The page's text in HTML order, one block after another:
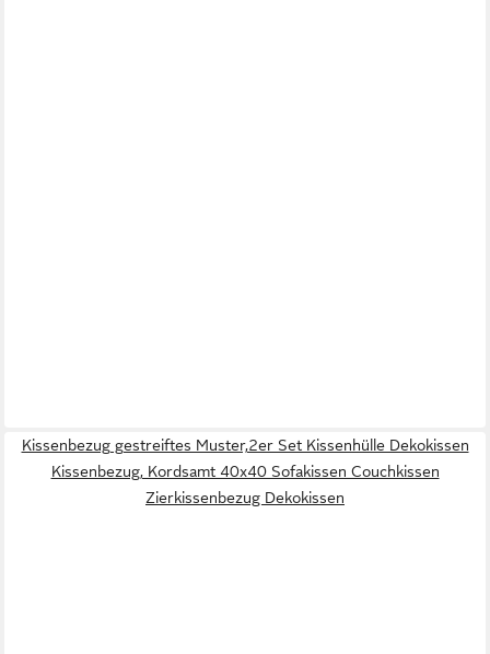
Kissenbezug gestreiftes Muster,2er Set Kissenhülle Dekokissen
Kissenbezug, Kordsamt 40x40 Sofakissen Couchkissen
Zierkissenbezug Dekokissen